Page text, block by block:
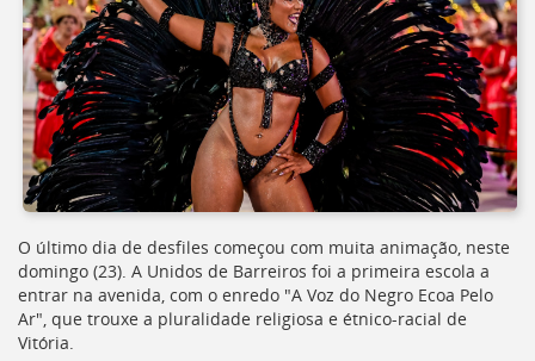
Ir
para
a
listagem
de
notícias
[]
Ir
para
o
conteúdo
desta
página
[]
Ir
O último dia de desfiles começou com muita animação, neste
domingo (23). A Unidos de Barreiros foi a primeira escola a
entrar na avenida, com o enredo "A Voz do Negro Ecoa Pelo
Ar", que trouxe a pluralidade religiosa e étnico-racial de
Vitória.